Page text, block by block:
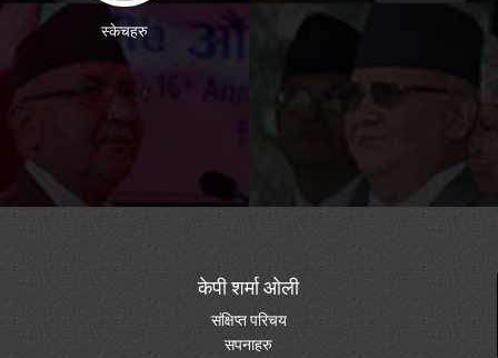
स्केचहरु
केपी शर्मा ओली
संक्षिप्त परिचय
सपनाहरु